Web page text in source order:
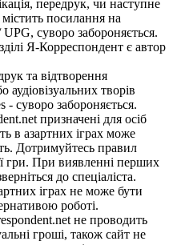
передрук, чи наступне
посилання на
суворо забороняється.
Я-Корреспондент є автор
та відтворення
аудіовізуальних творів
- суворо забороняється.
призначені для осіб
в азартних іграх може
Дотримуйтесь правил
гри. При виявленні перших
до спеціаліста.
іграх не може бути
роботі.
не проводить
гроші, також сайт не